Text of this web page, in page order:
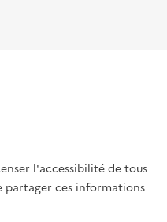
l'accessibilité de tous
partager ces informations